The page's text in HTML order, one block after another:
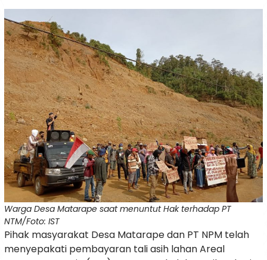
Warga Desa Matarape saat menuntut Hak terhadap PT
NTM/Foto: IST
Pihak masyarakat Desa Matarape dan PT NPM telah
menyepakati pembayaran tali asih lahan Areal